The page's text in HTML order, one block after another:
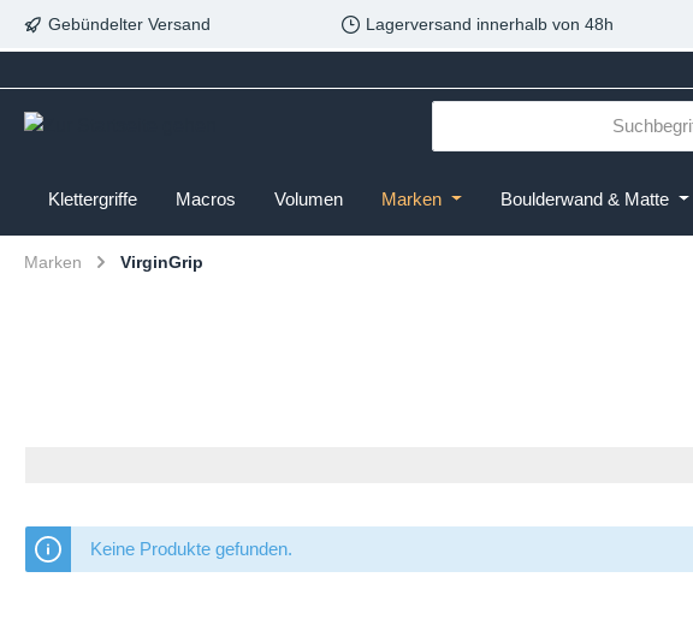
Gebündelter Versand Lagerversand innerhalb von 48h
Klettergriffe Macros Volumen Marken Boulderwand & Matte
Marken VirginGrip
Keine Produkte gefunden.